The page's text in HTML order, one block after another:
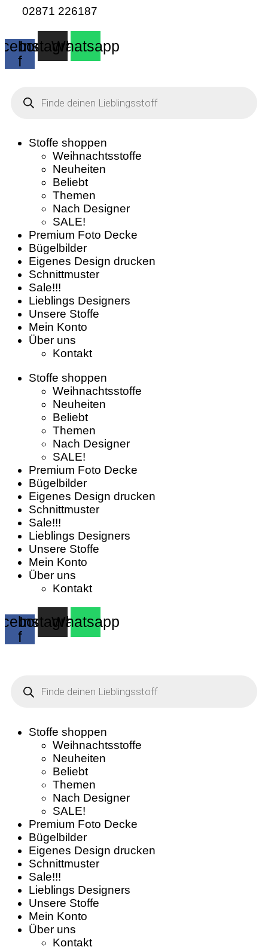
02871 226187
f
InstagramWhatsapp
search
Stoffe shoppen
Weihnachtsstoffe
Neuheiten
Beliebt
Themen
Nach Designer
SALE!
Premium Foto Decke
Bügelbilder
Eigenes Design drucken
Schnittmuster
Sale!!!
Lieblings Designers
Unsere Stoffe
Mein Konto
Über uns
Kontakt
Stoffe shoppen
Weihnachtsstoffe
Neuheiten
Beliebt
Themen
Nach Designer
SALE!
Premium Foto Decke
Bügelbilder
Eigenes Design drucken
Schnittmuster
Sale!!!
Lieblings Designers
Unsere Stoffe
Mein Konto
Über uns
Kontakt
f
InstagramWhatsapp
search
Stoffe shoppen
Weihnachtsstoffe
Neuheiten
Beliebt
Themen
Nach Designer
SALE!
Premium Foto Decke
Bügelbilder
Eigenes Design drucken
Schnittmuster
Sale!!!
Lieblings Designers
Unsere Stoffe
Mein Konto
Über uns
Kontakt